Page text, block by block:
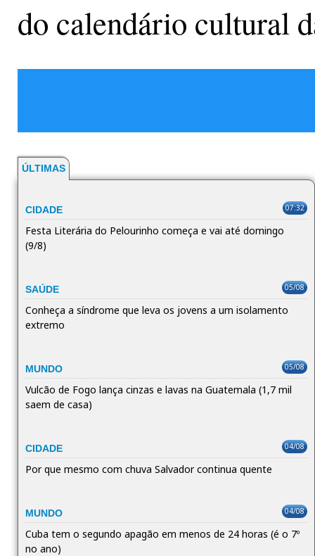
do calendário cultural
ÚLTIMAS
CIDADE 07:32
Festa Literária do Pelourinho começa e vai até domingo
(9/8)
SAÚDE 05/08
Conheça a síndrome que leva os jovens a um isolamento
extremo
MUNDO 05/08
Vulcão de Fogo lança cinzas e lavas na Guatemala (1,7 mil
saem de casa)
CIDADE 04/08
Por que mesmo com chuva Salvador continua quente
MUNDO 04/08
Cuba tem o segundo apagão em menos de 24 horas (é o 7º
no ano)